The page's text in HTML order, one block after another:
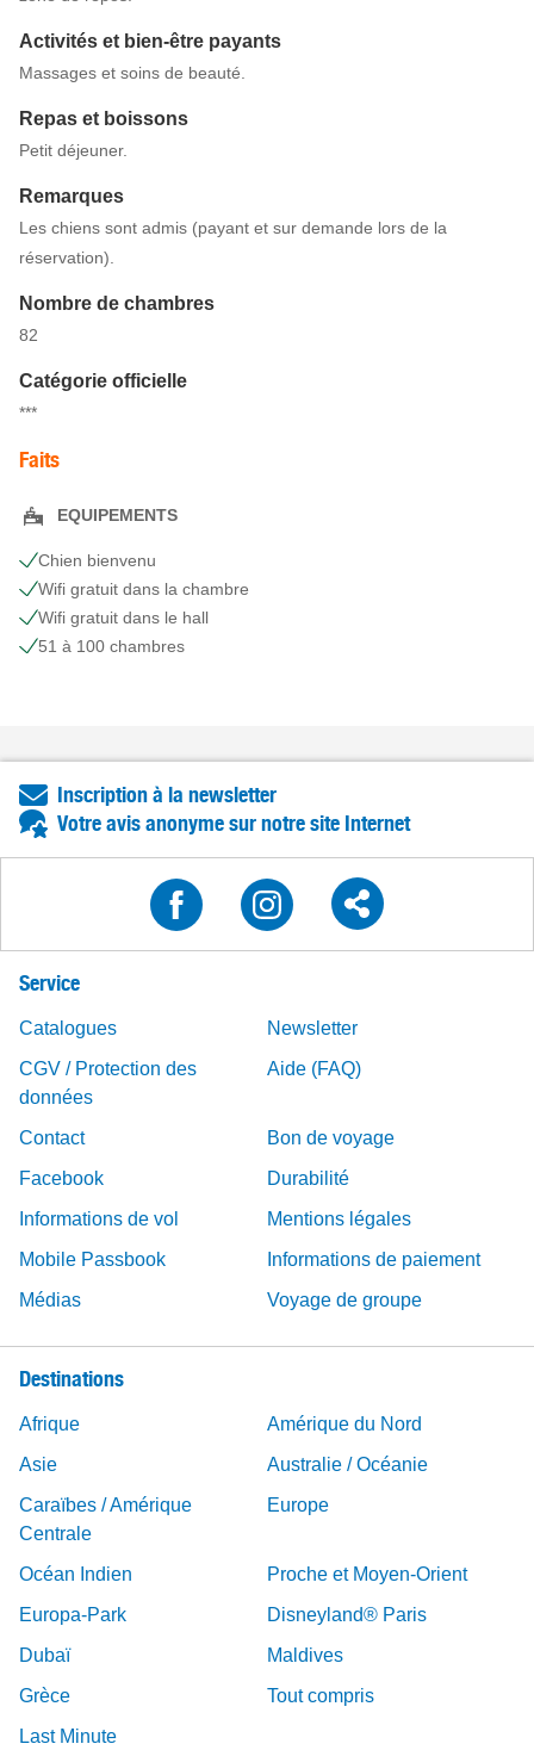
Activités et bien-être payants
Massages et soins de beauté.
Repas et boissons
Petit déjeuner.
Remarques
Les chiens sont admis (payant et sur demande lors de la
réservation).
Nombre de chambres
82
Catégorie officielle
***
Faits
EQUIPEMENTS
Chien bienvenu
Wifi gratuit dans la chambre
Wifi gratuit dans le hall
51 à 100 chambres
Inscription à la newsletter
Votre avis anonyme sur notre site Internet
Service
Catalogues
Newsletter
CGV / Protection des
données
Aide (FAQ)
Contact
Bon de voyage
Facebook
Durabilité
Informations de vol
Mentions légales
Mobile Passbook
Informations de paiement
Médias
Voyage de groupe
Destinations
Afrique
Amérique du Nord
Asie
Australie / Océanie
Caraïbes / Amérique
Centrale
Europe
Océan Indien
Proche et Moyen-Orient
Europa-Park
Disneyland® Paris
Dubaï
Maldives
Grèce
Tout compris
Last Minute